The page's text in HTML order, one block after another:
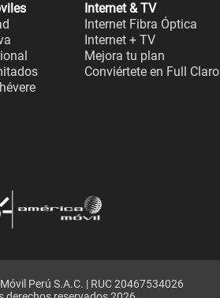
Internet & TV
Internet Fibra Óptica
Internet + TV
Mejora tu plan
Conviértete en Full Claro
Perú S.A.C. | RUC 20467534026